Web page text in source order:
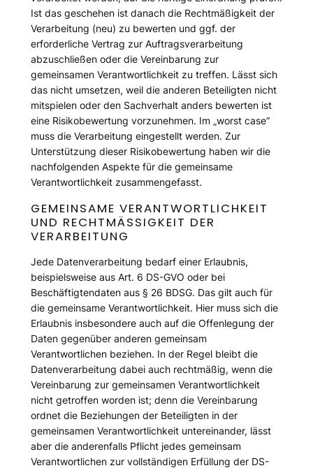
Ist das geschehen ist danach die Rechtmäßigkeit der
Verarbeitung (neu) zu bewerten und ggf. der
erforderliche Vertrag zur Auftragsverarbeitung
abzuschließen oder die Vereinbarung zur
gemeinsamen Verantwortlichkeit zu treffen. Lässt sich
das nicht umsetzen, weil die anderen Beteiligten nicht
mitspielen oder den Sachverhalt anders bewerten ist
eine Risikobewertung vorzunehmen. Im „worst case“
muss die Verarbeitung eingestellt werden. Zur
Unterstützung dieser Risikobewertung haben wir die
nachfolgenden Aspekte für die gemeinsame
Verantwortlichkeit zusammengefasst.
GEMEINSAME VERANTWORTLICHKEIT
UND RECHTMÄSSIGKEIT DER V
ERARBEITUNG
Jede Datenverarbeitung bedarf einer Erlaubnis,
beispielsweise aus Art. 6 DS-GVO oder bei
Beschäftigtendaten aus § 26 BDSG. Das gilt auch für
die gemeinsame Verantwortlichkeit. Hier muss sich die
Erlaubnis insbesondere auch auf die Offenlegung der
Daten gegenüber anderen gemeinsam
Verantwortlichen beziehen. In der Regel bleibt die
Datenverarbeitung dabei auch rechtmäßig, wenn die
Vereinbarung zur gemeinsamen Verantwortlichkeit
nicht getroffen worden ist; denn die Vereinbarung
ordnet die Beziehungen der Beteiligten in der
gemeinsamen Verantwortlichkeit untereinander, lässt
aber die anderenfalls Pflicht jedes gemeinsam
Verantwortlichen zur vollständigen Erfüllung der DS-